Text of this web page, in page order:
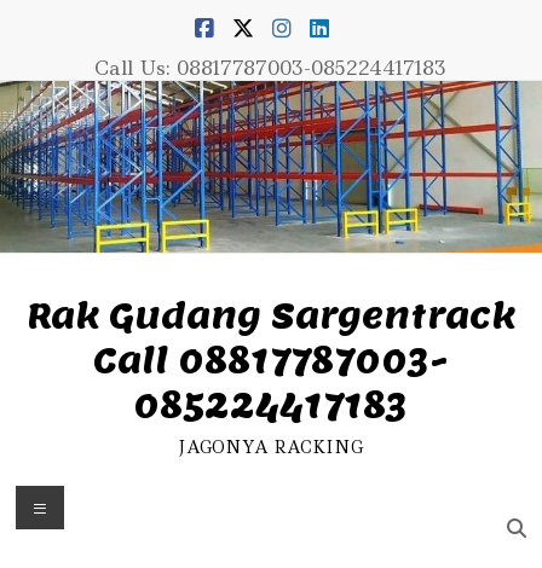
Call Us: 08817787003-085224417183
Rak Gudang Sargentrack
Call 08817787003-
085224417183
JAGONYA RACKING
Menu